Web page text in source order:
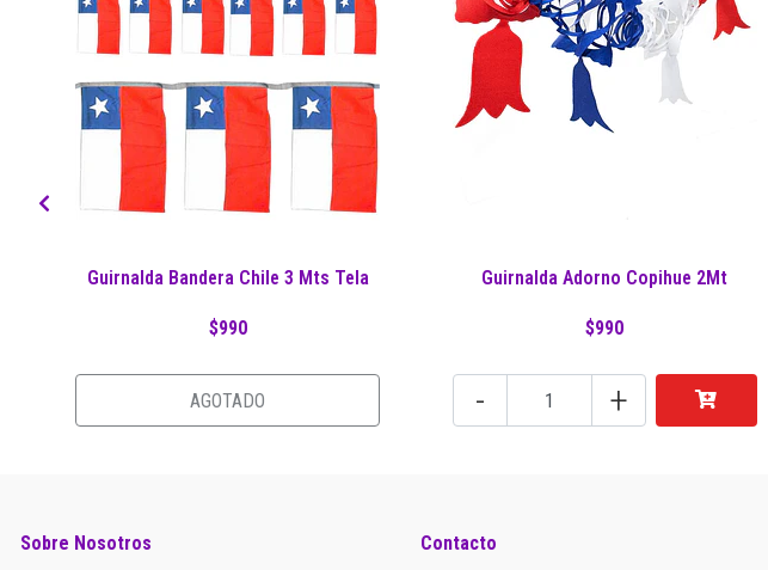
Guirnalda Bandera Chile 3 Mts Tela
$990
AGOTADO
Guirnalda Adorno Copihue 2Mt
$990
- +
Sobre Nosotros Contacto